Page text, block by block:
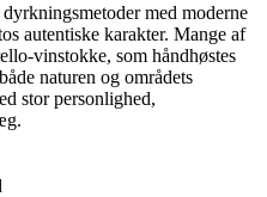
med moderne
autentiske karakter. Mange af
vinstokke, som håndhøstes
naturen og områdets
stor personlighed,